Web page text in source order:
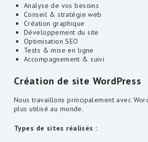
Analyse de vos besoins
Conseil & stratégie web
Création graphique
Développement du site
Optimisation SEO
Tests & mise en ligne
Accompagnement & suivi
Création de site WordPress
Nous travaillons principalement avec
plus utilisé au monde.
Types de sites réalisés :